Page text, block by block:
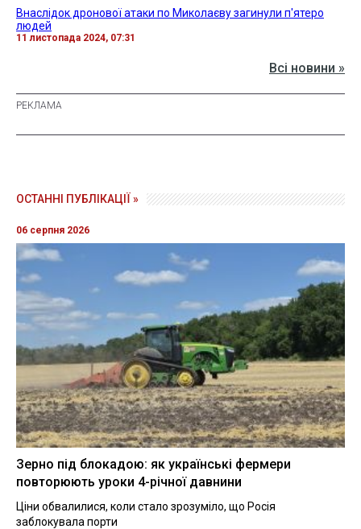
Внаслідок дронової атаки по Миколаєву загинули п'ятеро
людей
11 листопада 2024, 07:31
Всі новини »
ОСТАННІ ПУБЛІКАЦІЇ »
06 серпня 2026
Зерно під блокадою: як українські фермери
повторюють уроки 4-річної давнини
Ціни обвалилися, коли стало зрозуміло, що Росія
заблокувала порти